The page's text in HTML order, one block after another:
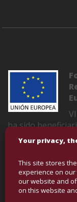
ha sido
Regional cuyo
las Pymes y
Plan de
de mejorar su
exteriores
contado con el
Your privacy,
This site stores
experience on
our website and
on this website